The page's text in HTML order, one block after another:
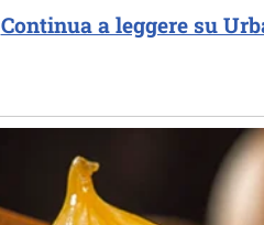
Continua a leggere su